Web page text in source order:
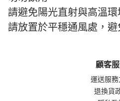
請避免陽光直射與高溫環
請放置於平穩通風處，避
顧客
運送服
退換貨